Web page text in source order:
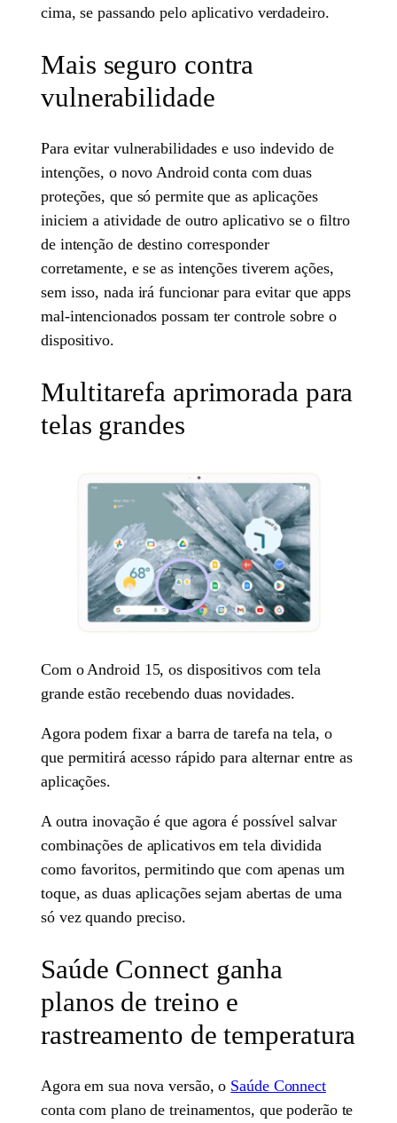
cima, se passando pelo aplicativo verdadeiro.
Mais seguro contra
vulnerabilidade
Para evitar vulnerabilidades e uso indevido de
intenções, o novo Android conta com duas
proteções, que só permite que as aplicações
iniciem a atividade de outro aplicativo se o filtro
de intenção de destino corresponder
corretamente, e se as intenções tiverem ações,
sem isso, nada irá funcionar para evitar que apps
mal-intencionados possam ter controle sobre o
dispositivo.
Multitarefa aprimorada para
telas grandes
Com o Android 15, os dispositivos com tela
grande estão recebendo duas novidades.
Agora podem fixar a barra de tarefa na tela, o
que permitirá acesso rápido para alternar entre as
aplicações.
A outra inovação é que agora é possível salvar
combinações de aplicativos em tela dividida
como favoritos, permitindo que com apenas um
toque, as duas aplicações sejam abertas de uma
só vez quando preciso.
Saúde Connect ganha
planos de treino e
rastreamento de temperatura
Agora em sua nova versão, o Saúde Connect
conta com plano de treinamentos, que poderão te